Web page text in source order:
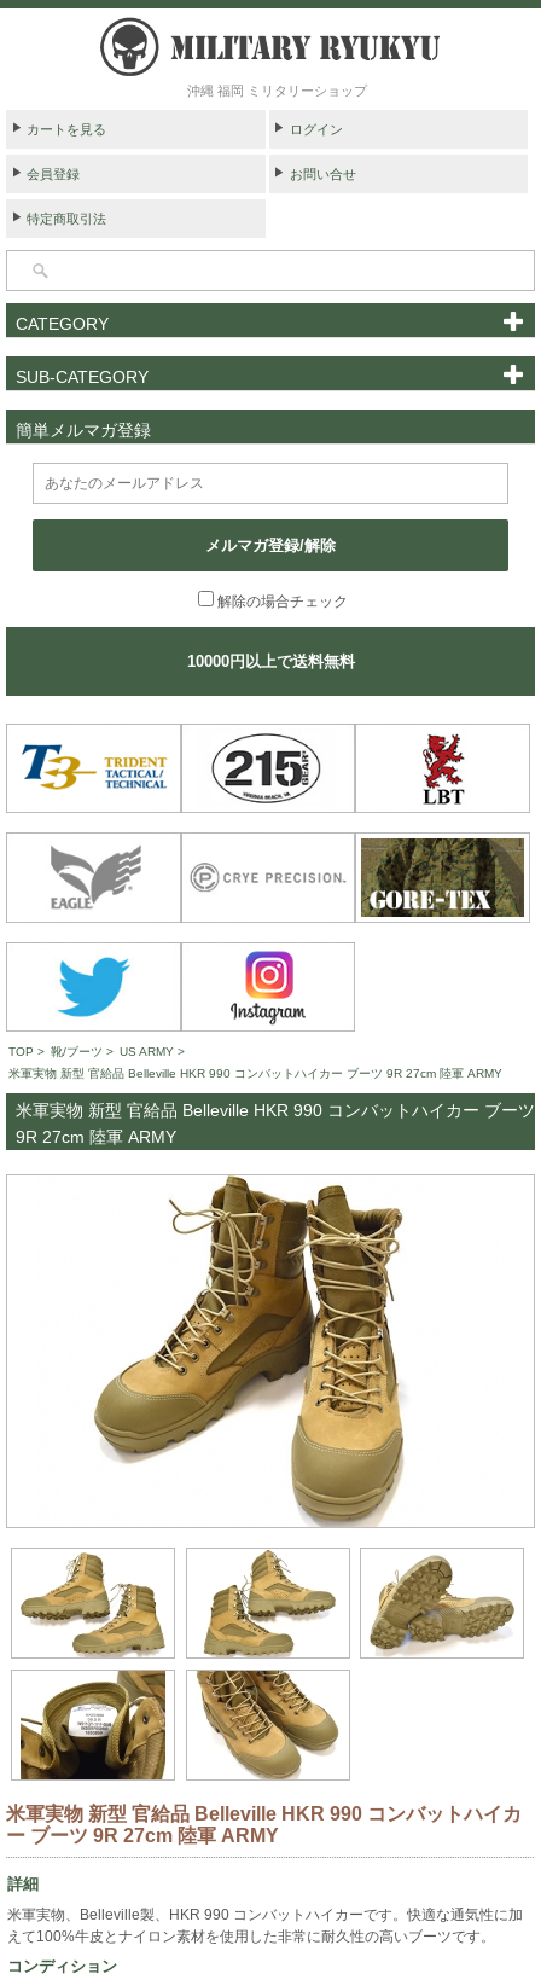
沖縄 福岡 ミリタリーショップ
カートを見る ログイン
会員登録 お問い合せ
特定商取引法
CATEGORY
SUB-CATEGORY
簡単メルマガ登録
メルマガ登録/解除
解除の場合チェック
10000円以上で送料無料
TOP > 靴/ブーツ > US ARMY >
米軍実物 新型 官給品 Belleville HKR 990 コンバットハイカー ブーツ 9R 27cm 陸軍 ARMY
米軍実物 新型 官給品 Belleville HKR 990 コンバットハイカー ブーツ
9R 27cm 陸軍 ARMY
米軍実物 新型 官給品 Belleville HKR 990 コンバットハイカ
ー ブーツ 9R 27cm 陸軍 ARMY
詳細
米軍実物、Belleville製、HKR 990 コンバットハイカーです。快適な通気性に加
えて100%牛皮とナイロン素材を使用した非常に耐久性の高いブーツです。
コンディション